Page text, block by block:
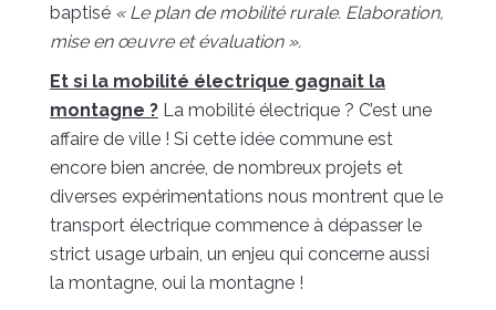
baptisé « Le plan de mobilité rurale. Elaboration,
mise en œuvre et évaluation ».
Et si la mobilité électrique gagnait la
montagne ? La mobilité électrique ? C’est une
affaire de ville ! Si cette idée commune est
encore bien ancrée, de nombreux projets et
diverses expérimentations nous montrent que le
transport électrique commence à dépasser le
strict usage urbain, un enjeu qui concerne aussi
la montagne, oui la montagne !